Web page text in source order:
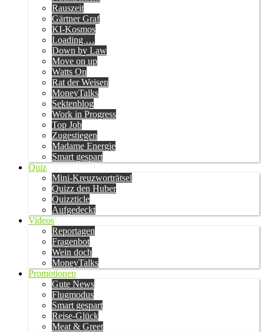
Rauszeit
Gärtner Graf
KI-Kosmos
Loading …
Down by Law
Move on up
Watts On
Rat der Weisen
MoneyTalks
Sektenblog
Work in Progress
Top Job
Zugestiegen
Madame Energie
Smart gespart
Quiz
Mini-Kreuzworträtsel
Quizz den Huber
Quizzticle
Aufgedeckt
Videos
Reportagen
Fragenbot
Wein doch
MoneyTalks
Promotionen
Gute News
Flugmodus
Smart gespart
Reise-Glück
Meat & Greet